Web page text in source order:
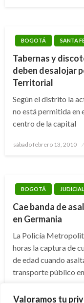
Valoramos tu
BOGOTÁ SANTA
Tabernas y
deben desalojar
Territorial
Según el distrito la
no está permitida
centro de la capital
Publicado
sábado febrero 13, 2010
BOGOTÁ JUDICIAL
Cae banda de
en Germania
La Policía
horas la captura de
de edad cuando
transporte público
el